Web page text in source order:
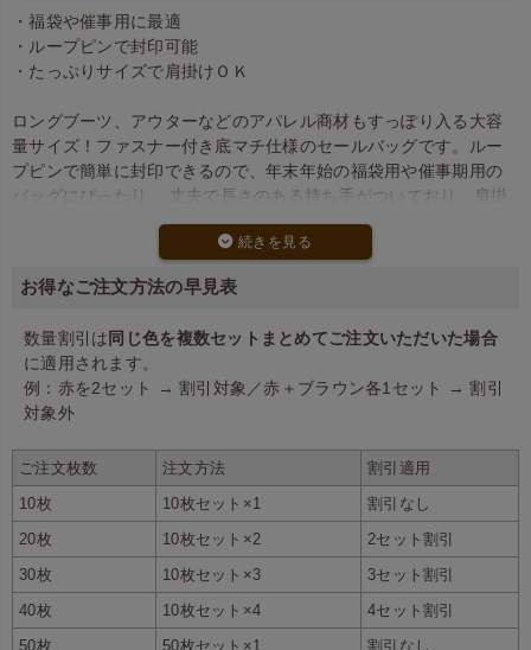
・福袋や催事用に最適
・ループピンで封印可能
・たっぷりサイズで肩掛けＯＫ
ロングブーツ、アウターなどのアパレル商材もすっぽり入る大容
量サイズ！ファスナー付き底マチ仕様のセールバッグです。ルー
プピンで簡単に封印できるので、年末年始の福袋用や催事期用の
バッグにぴったり。 丈夫で長さのある持ち手がついており、肩掛
けもＯＫです。中身をたくさん入れても形がくずれにくいよう底
には厚紙をセット。バッグ本体が大き目となっておりながらも、
大容量の２サイズ展開！どちら
も肩がけ出来ます。
大きめマチでたっぷり容量
お得なご注文方法の早見表
数量割引は同じ色を複数セットまとめてご注文いただいた場合
に適用されます。
例：赤を2セット → 割引対象／赤＋ブラウン各1セット → 割引
対象外
ご注文枚数 注文方法
割引適用
10枚
10枚セット×1
割引なし
20枚
10枚セット×2
2セット割引
30枚
10枚セット×3
3セット割引
40枚
10枚セット×4
4セット割引
50枚
50枚セット×1
割引なし